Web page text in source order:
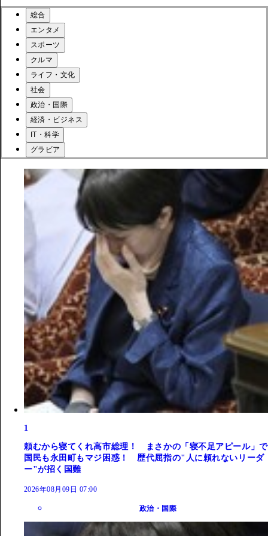
総合
エンタメ
スポーツ
クルマ
ライフ・文化
社会
政治・国際
経済・ビジネス
IT・科学
グラビア
1
頼むから寝てくれ高市総理！ まさかの「寝不足アピール」で
国民も永田町もマジ困惑！ 歴代屈指の"人に頼れないリーダ
ー"が招く国難
2026年08月09日 07:00
政治・国際